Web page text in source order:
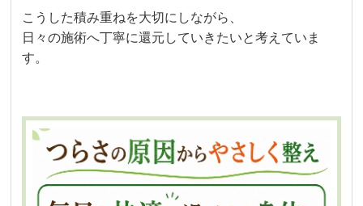
こうした積み重ねを大切にしながら、
日々の施術へ丁寧に還元していきたいと考えていま
す。